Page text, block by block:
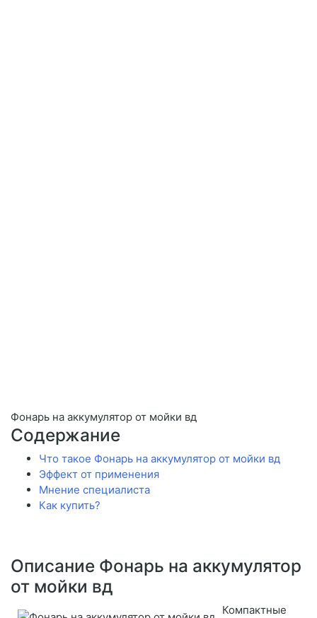
Фонарь на аккумулятор от мойки вд
Содержание
Что такое Фонарь на аккумулятор от мойки вд
Эффект от применения
Мнение специалиста
Как купить?
Описание Фонарь на аккумулятор
от мойки вд
Компактные